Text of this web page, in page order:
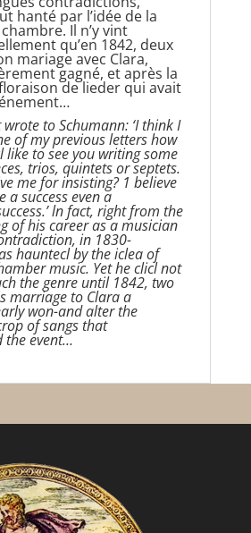
hanté par l’idée de la
Il n’y vint
qu’en 1842, deux
mariage avec Clara,
gagné, et après la
de lieder qui avait
to Schumann: ‘I think I
of my previous letters how
like to see you writing some
trios, quintets or septets.
me for insisting? 1 believe
a success even a
ln fact, right from the
of his career as a musician
in 1830-
hauntecl by the iclea of
music. Yet he clicl not
the genre until 1842, two
marriage to Clara a
won-and alter the
of sangs that
the event…